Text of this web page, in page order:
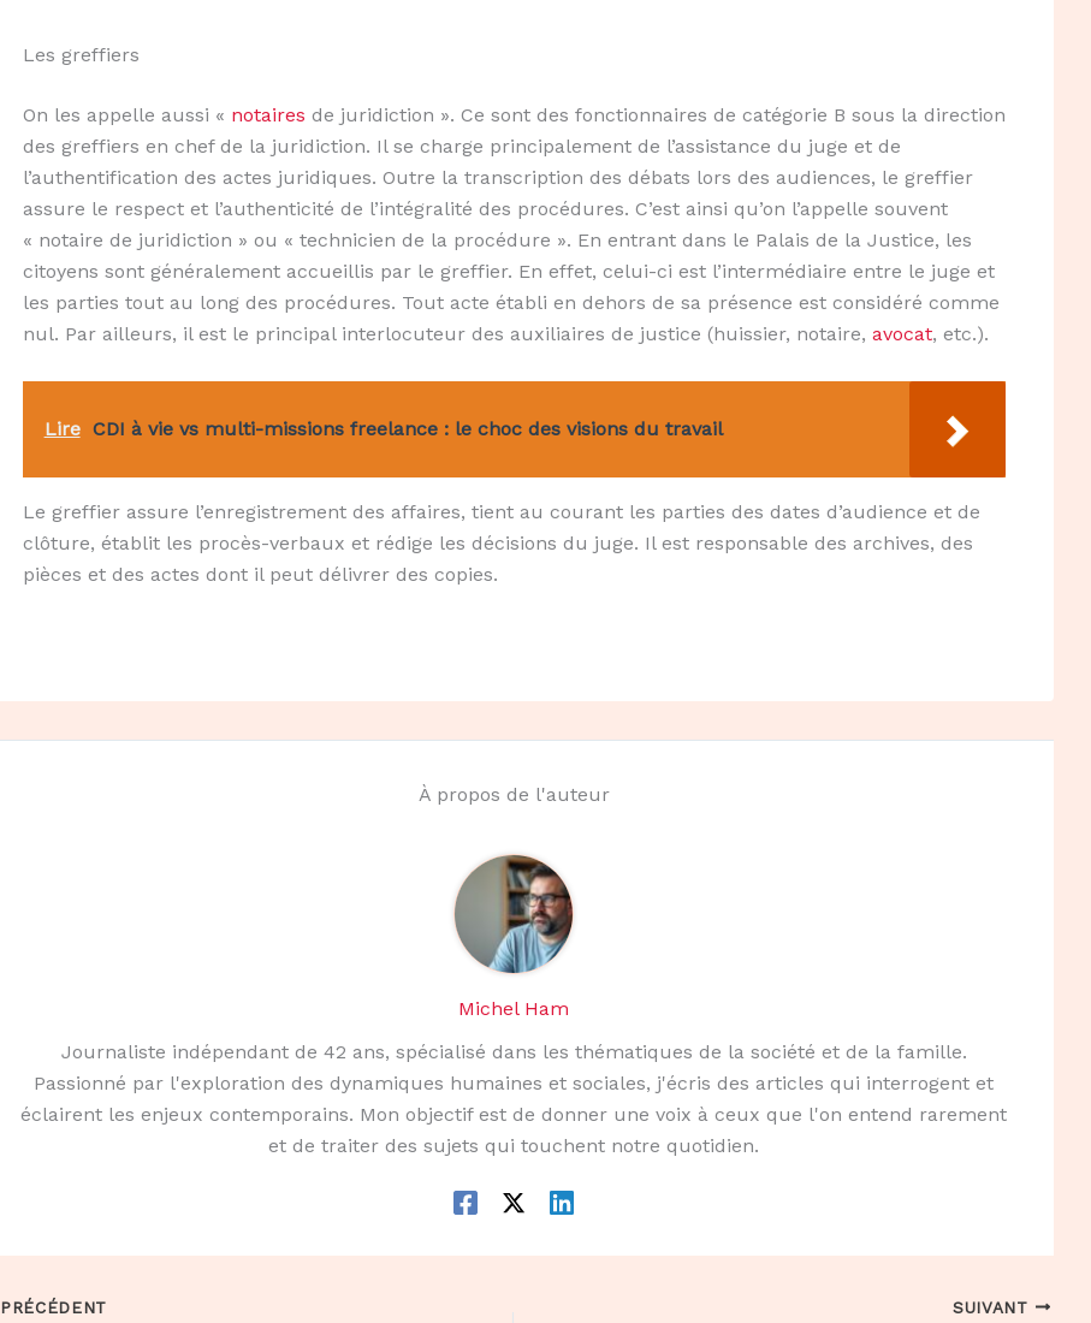
Les greffiers
On les appelle aussi « notaires de juridiction ». Ce sont des fonctionnaires de catégorie B sous la direction
des greffiers en chef de la juridiction. Il se charge principalement de l’assistance du juge et de
l’authentification des actes juridiques. Outre la transcription des débats lors des audiences, le greffier
assure le respect et l’authenticité de l’intégralité des procédures. C’est ainsi qu’on l’appelle souvent
« notaire de juridiction » ou « technicien de la procédure ». En entrant dans le Palais de la Justice, les
citoyens sont généralement accueillis par le greffier. En effet, celui-ci est l’intermédiaire entre le juge et
les parties tout au long des procédures. Tout acte établi en dehors de sa présence est considéré comme
nul. Par ailleurs, il est le principal interlocuteur des auxiliaires de justice (huissier, notaire, avocat, etc.).
Lire CDI à vie vs multi-missions freelance : le choc des visions du travail
Le greffier assure l’enregistrement des affaires, tient au courant les parties des dates d’audience et de
clôture, établit les procès-verbaux et rédige les décisions du juge. Il est responsable des archives, des
pièces et des actes dont il peut délivrer des copies.
À propos de l'auteur
Michel Ham
Journaliste indépendant de 42 ans, spécialisé dans les thématiques de la société et de la famille.
Passionné par l'exploration des dynamiques humaines et sociales, j'écris des articles qui interrogent et
éclairent les enjeux contemporains. Mon objectif est de donner une voix à ceux que l'on entend rarement
et de traiter des sujets qui touchent notre quotidien.
PRÉCÉDENT SUIVANT